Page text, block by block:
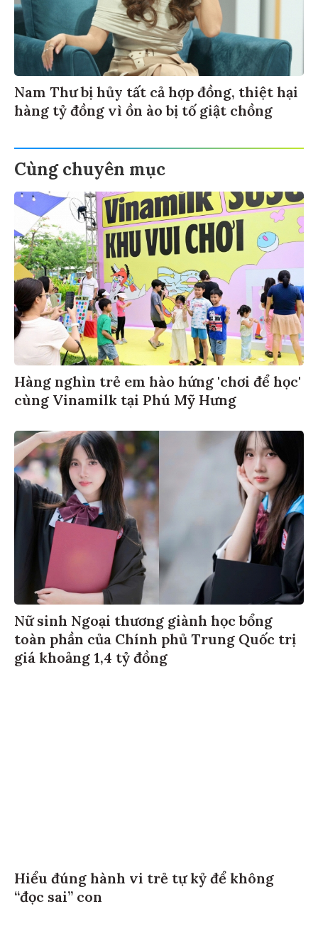
Nam Thư bị hủy tất cả hợp đồng, thiệt hại
hàng tỷ đồng vì ồn ào bị tố giật chồng
Cùng chuyên mục
Hàng nghìn trẻ em hào hứng 'chơi để học'
cùng Vinamilk tại Phú Mỹ Hưng
Nữ sinh Ngoại thương giành học bổng
toàn phần của Chính phủ Trung Quốc trị
giá khoảng 1,4 tỷ đồng
Hiểu đúng hành vi trẻ tự kỷ để không
“đọc sai” con